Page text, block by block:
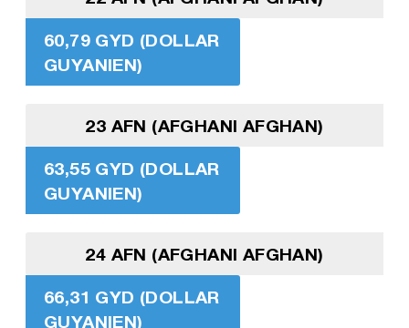
60,79 GYD (DOLLAR
GUYANIEN)
23 AFN (AFGHANI AFGHAN)
63,55 GYD (DOLLAR
GUYANIEN)
24 AFN (AFGHANI AFGHAN)
66,31 GYD (DOLLAR
GUYANIEN)